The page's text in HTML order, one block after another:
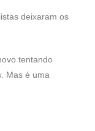
deixaram os
tentando
Mas é uma